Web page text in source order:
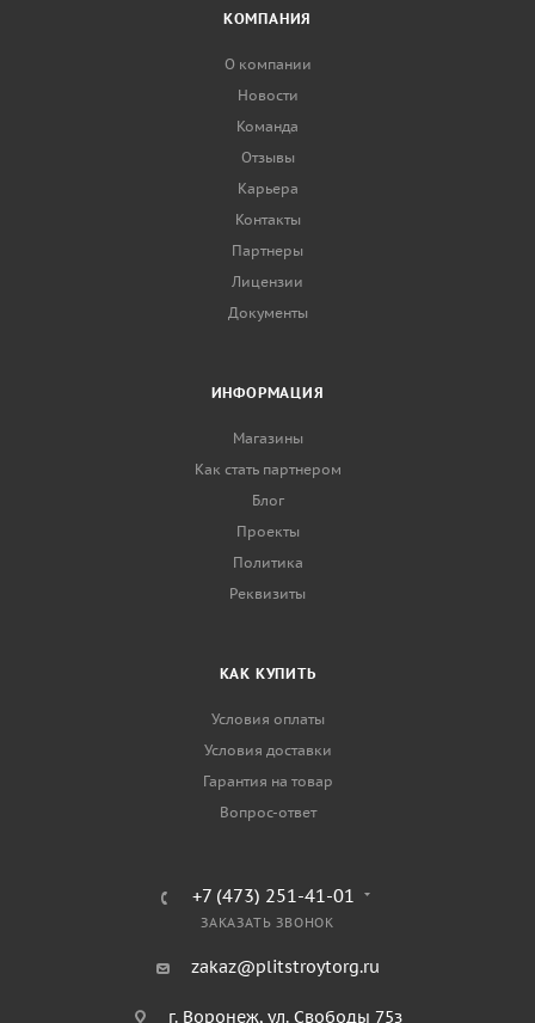
КОМПАНИЯ
О компании
Новости
Команда
Отзывы
Карьера
Контакты
Партнеры
Лицензии
Документы
ИНФОРМАЦИЯ
Магазины
Как стать партнером
Блог
Проекты
Политика
Реквизиты
КАК КУПИТЬ
Условия оплаты
Условия доставки
Гарантия на товар
Вопрос-ответ
+7 (473) 251-41-01
ЗАКАЗАТЬ ЗВОНОК
zakaz@plitstroytorg.ru
г. Воронеж, ул. Свободы 75з